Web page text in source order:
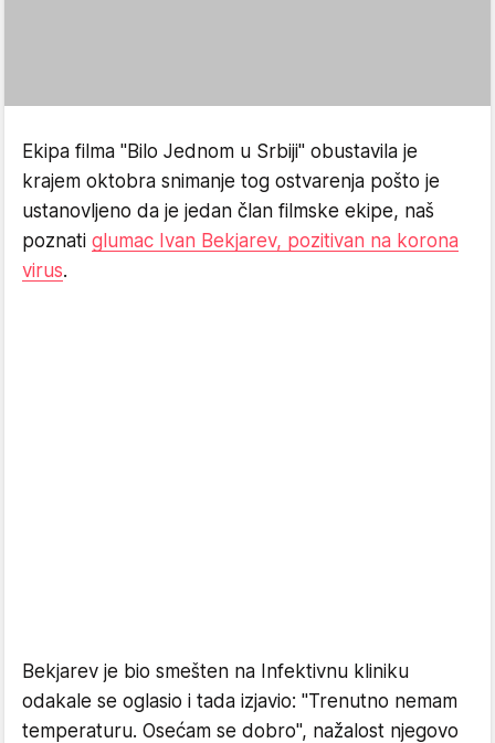
Ekipa filma "Bilo Jednom u Srbiji" obustavila je
krajem oktobra snimanje tog ostvarenja pošto je
ustanovljeno da je jedan član filmske ekipe, naš
poznati glumac Ivan Bekjarev, pozitivan na korona
virus.
Bekjarev je bio smešten na Infektivnu kliniku
odakale se oglasio i tada izjavio: "Trenutno nemam
temperaturu. Osećam se dobro", nažalost njegovo